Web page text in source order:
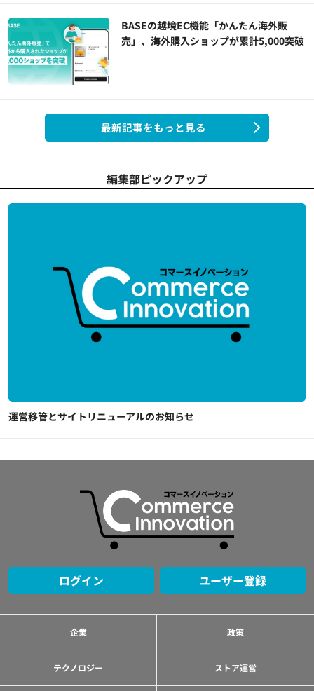
BASEの越境EC機能「かんたん海外販
売」、海外購入ショップが累計5,000突破
最新記事をもっと見る
編集部ピックアップ
運営移管とサイトリニューアルのお知らせ
ログイン ユーザー登録
企業 政策
テクノロジー ストア運営